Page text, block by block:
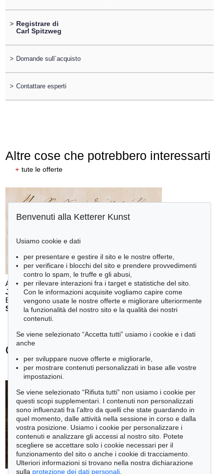
> Registrare di
Carl Spitzweg
> Domande sull´acquisto
> Contattare esperti
Altre cose che potrebbero interessarti
+ tute le offerte
Auction 610 - Lot 426000297
JOHANN WOLFGANG VON GOETHE
Eigenhändiges Schriftstück, 1796
Stima:€ 3,000
Auction 610 - Lot 426000325
J. GOETHE
Faust
, 1924
Stima:€ 1,500
Carl Spitzweg - Ogetti venduti
tute le offerte
Benvenuti alla Ketterer Kunst
Usiamo cookie e dati
per presentare e gestire il sito e le nostre offerte,
per verificare i blocchi del sito e prendere provvedimenti
contro lo spam, le truffe e gli abusi,
per rilevare interazioni fra i target e statistiche del sito.
Con le informazioni acquisite vogliamo capire come
vengono usate le nostre offerte e migliorare ulteriormente
la funzionalità del nostro sito e la qualità dei nostri
contenuti.
Se viene selezionato “Accetta tutti” usiamo i cookie e i dati
anche
per sviluppare nuove offerte e migliorarle,
per mostrare contenuti personalizzati in base alle vostre
impostazioni.
Se viene selezionato “Rifiuta tutti” non usiamo i cookie per
questi scopi supplementari. I contenuti non personalizzati
sono influenzati fra l’altro da quelli che state guardando in
quel momento, dalle attività nella sessione in corso e dalla
vostra posizione. Usiamo i cookie per personalizzare i
contenuti e analizzare gli accessi al nostro sito. Potete
scegliere se accettare solo i cookie necessari per il
funzionamento del sito o anche i cookie di tracciamento.
Ulteriori informazioni si trovano nella nostra dichiarazione
sulla protezione dei dati personali